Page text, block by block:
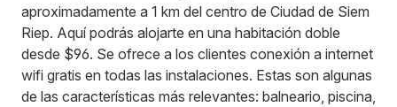
aproximadamente a 1 km del centro de Ciudad de Siem
Riep. Aquí podrás alojarte en una habitación doble
desde $96. Se ofrece a los clientes conexión a internet
wifi gratis en todas las instalaciones. Estas son algunas
de las características más relevantes: balneario, piscina,